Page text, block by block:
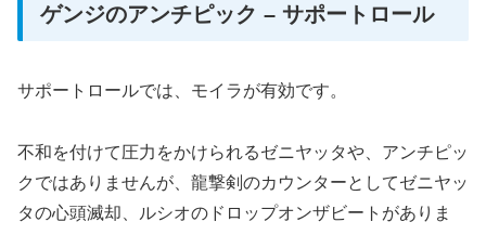
ゲンジのアンチピック – サポートロール
サポートロールでは、モイラが有効です。
不和を付けて圧力をかけられるゼニヤッタや、アンチピッ
クではありませんが、龍撃剣のカウンターとしてゼニヤッ
タの心頭滅却、ルシオのドロップオンザビートがありま